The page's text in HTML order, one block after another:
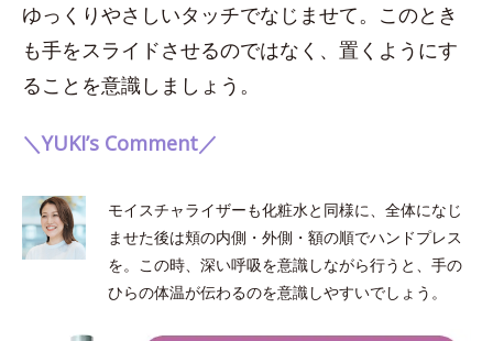
ゆっくりやさしいタッチでなじませて。このとき
も手をスライドさせるのではなく、置くようにす
ることを意識しましょう。
＼YUKI’s Comment／
モイスチャライザーも化粧水と同様に、全体になじ
ませた後は頬の内側・外側・額の順でハンドプレス
を。この時、深い呼吸を意識しながら行うと、手の
ひらの体温が伝わるのを意識しやすいでしょう。